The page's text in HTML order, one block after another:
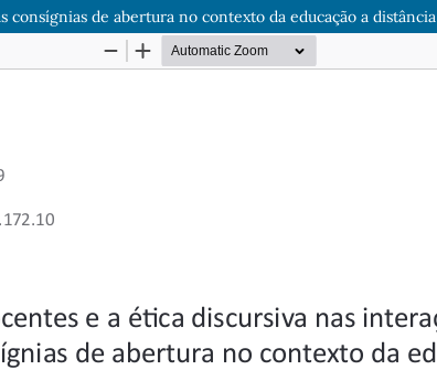
de abertura no contexto da educação a distância